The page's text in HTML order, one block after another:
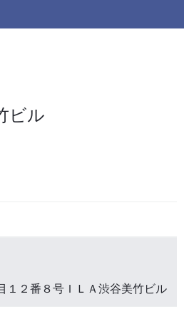
ビル
１２番８号ＩＬＡ渋谷美竹ビル